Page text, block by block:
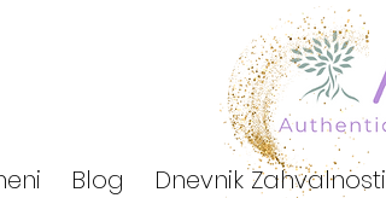
Blog Dnevnik Zahvalnosti